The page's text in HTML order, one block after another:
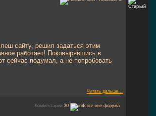
сайту, решил задаться этим
работает! Поковырявшись в
сейчас подумал, а не попробовать
Читать дальше...
Комментарии 30